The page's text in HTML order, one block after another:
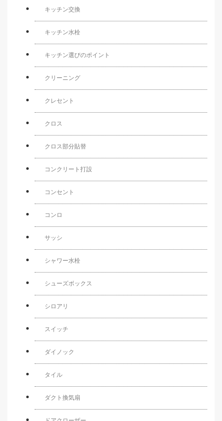
キッチン交換
キッチン水栓
キッチン選びのポイント
クリーニング
クレセント
クロス
クロス部分貼替
コンクリート打設
コンセント
コンロ
サッシ
シャワー水栓
シューズボックス
シロアリ
スイッチ
ダイノック
タイル
ダクト換気扇